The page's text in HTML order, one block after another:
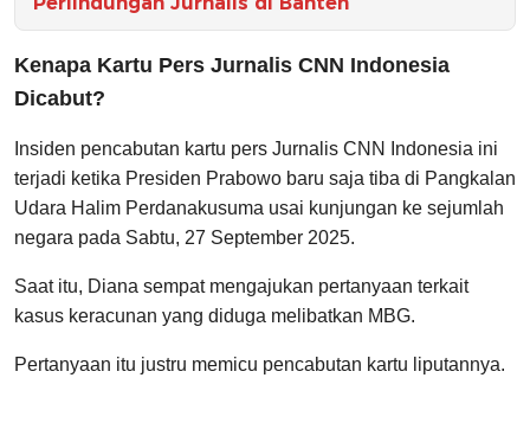
Kenapa Kartu Pers Jurnalis CNN Indonesia
Dicabut?
Insiden pencabutan kartu pers Jurnalis CNN Indonesia ini
terjadi ketika Presiden Prabowo baru saja tiba di Pangkalan
Udara Halim Perdanakusuma usai kunjungan ke sejumlah
negara pada Sabtu, 27 September 2025.
Saat itu, Diana sempat mengajukan pertanyaan terkait
kasus keracunan yang diduga melibatkan MBG.
Pertanyaan itu justru memicu pencabutan kartu liputannya.